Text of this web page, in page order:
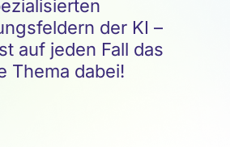
der KI –
auf jeden Fall das
Thema dabei!